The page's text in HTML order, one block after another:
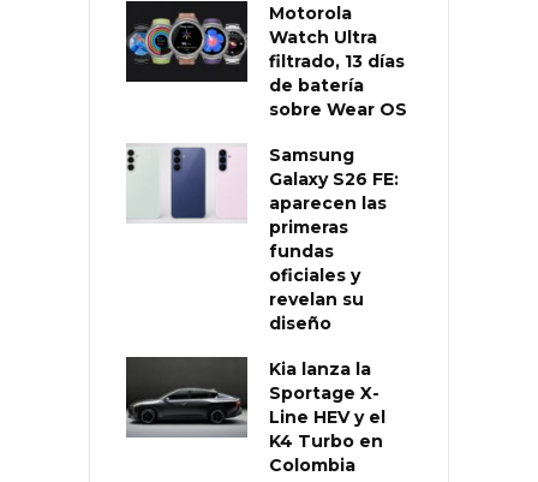
Motorola
Watch Ultra
filtrado, 13 días
de batería
sobre Wear OS
Samsung
Galaxy S26 FE:
aparecen las
primeras
fundas
oficiales y
revelan su
diseño
Kia lanza la
Sportage X-
Line HEV y el
K4 Turbo en
Colombia